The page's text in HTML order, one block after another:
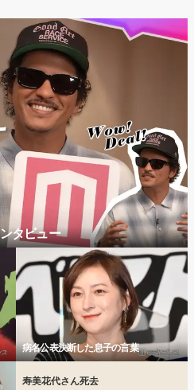
タビュー
病名公表決断した息子の言葉
寿美花代さん死去